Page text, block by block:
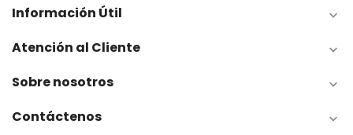
Información Útil 
Atención al Cliente 
Sobre nosotros 
Contáctenos 